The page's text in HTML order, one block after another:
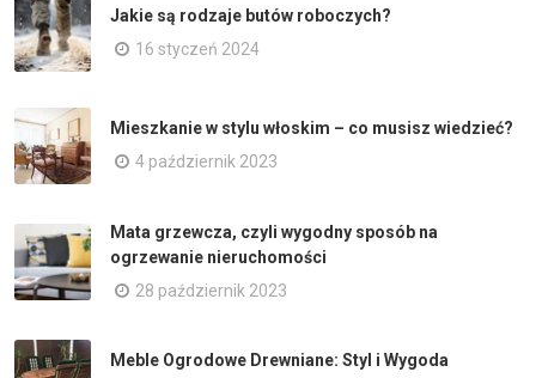
Jakie są rodzaje butów roboczych?
16 styczeń 2024
Mieszkanie w stylu włoskim – co musisz wiedzieć?
4 październik 2023
Mata grzewcza, czyli wygodny sposób na
ogrzewanie nieruchomości
28 październik 2023
Meble Ogrodowe Drewniane: Styl i Wygoda